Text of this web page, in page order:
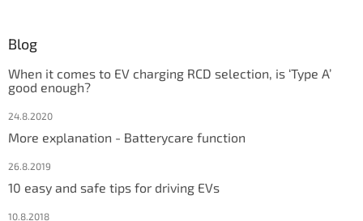
Blog
When it comes to EV charging RCD selection, is ‘Type A’
good enough?
24.8.2020
More explanation - Batterycare function
26.8.2019
10 easy and safe tips for driving EVs
10.8.2018